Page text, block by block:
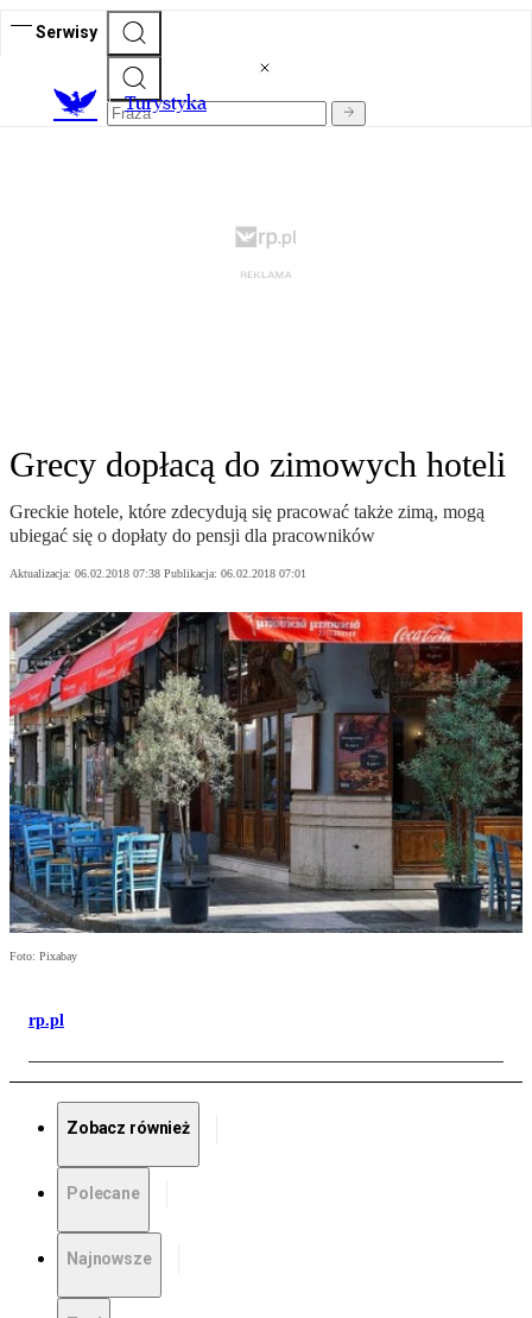
Serwisy
Turystyka
Grecy dopłacą do zimowych hoteli
Greckie hotele, które zdecydują się pracować także zimą, mogą
ubiegać się o dopłaty do pensji dla pracowników
Aktualizacja: 06.02.2018 07:38 Publikacja: 06.02.2018 07:01
Foto: Pixabay
rp.pl
Zobacz również
Polecane
Najnowsze